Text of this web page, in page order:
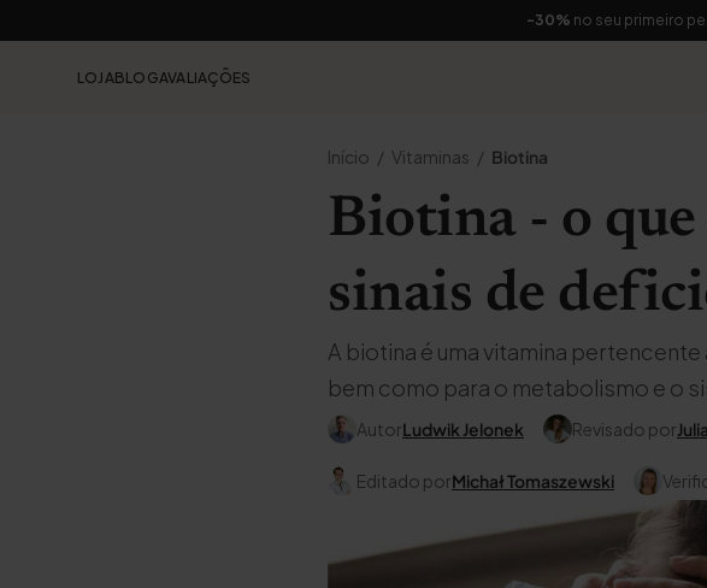
-30% no seu primeiro
LOJABLOGAVALIAÇÕES
Início Vitaminas Biotina
Biotina - o
sinais de
A biotina é uma vitamina
bem como para o metabolismo e o
AutorLudwik Jelonek Revisado por
Editado porMichał Tomaszewski